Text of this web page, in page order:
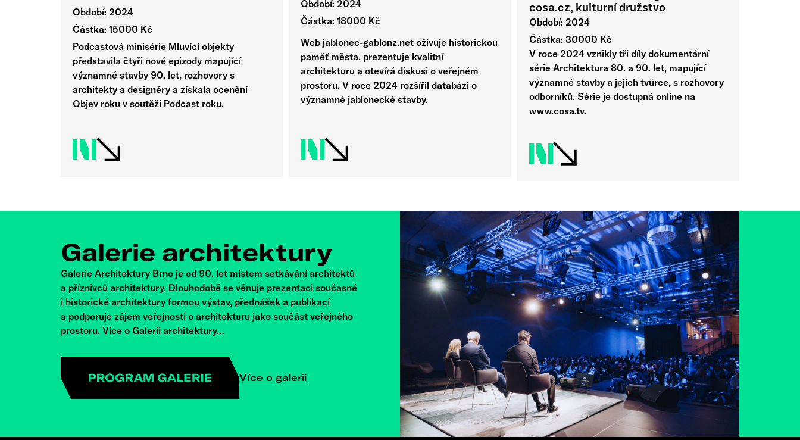
Období: 2024
Částka: 15000 Kč
Podcastová minisérie Mluvící objekty
představila čtyři nové epizody mapující
významné stavby 90. let, rozhovory s
architekty a designéry a získala ocenění
Objev roku v soutěži Podcast roku.
Období: 2024
Částka: 18000 Kč
Web jablonec-gablonz.net oživuje historickou
paměť města, prezentuje kvalitní
architekturu a otevírá diskusi o veřejném
prostoru. V roce 2024 rozšířil databázi o
významné jablonecké stavby.
cosa.cz, kulturní družstvo
Období: 2024
Částka: 30000 Kč
V roce 2024 vznikly tři díly dokumentární
série Architektura 80. a 90. let, mapující
významné stavby a jejich tvůrce, s rozhovory
odborníků. Série je dostupná online na
www.cosa.tv.
Galerie architektury
Galerie Architektury Brno je od 90. let místem setkávání architektů
a příznivců architektury. Dlouhodobě se věnuje prezentaci současné
i historické architektury formou výstav, přednášek a publikací
a podporuje zájem veřejnosti o architekturu jako součást veřejného
prostoru. Více o Galerii architektury…
Více o galerii